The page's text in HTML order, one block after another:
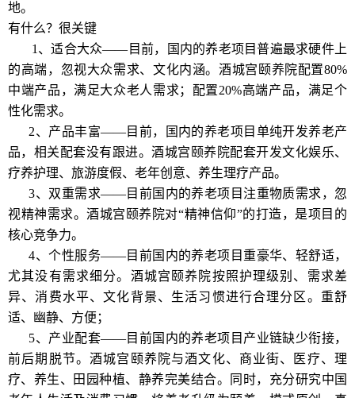
地。
有什么？很关键
1、适合大众——目前，国内的养老项目普遍最求硬件上
的高端，忽视大众需求、文化内涵。酒城宫颐养院配置80%
中端产品，满足大众老人需求；配置20%高端产品，满足个
性化需求。
2、产品丰富——目前，国内的养老项目单纯开发养老产
品，相关配套没有跟进。酒城宫颐养院配套开发文化娱乐、
疗养护理、旅游度假、老年创意、养生理疗产品。
3、双重需求——目前国内的养老项目注重物质需求，忽
视精神需求。酒城宫颐养院对“精神信仰”的打造，是项目的
核心竞争力。
4、个性服务——目前国内的养老项目重豪华、轻舒适，
尤其没有需求细分。酒城宫颐养院按照护理级别、需求差
异、消费水平、文化背景、生活习惯进行合理分区。重舒
适、幽静、方便；
5、产业配套——目前国内的养老项目产业链缺少衔接，
前后期脱节。酒城宫颐养院与酒文化、商业街、医疗、理
疗、养生、田园种植、静养完美结合。同时，充分研究中国